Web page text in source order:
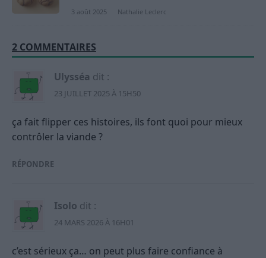
3 août 2025 Nathalie Leclerc
2 COMMENTAIRES
Ulysséa dit :
23 JUILLET 2025 À 15H50
ça fait flipper ces histoires, ils font quoi pour mieux
contrôler la viande ?
RÉPONDRE
Isolo dit :
24 MARS 2026 À 16H01
c’est sérieux ça… on peut plus faire confiance à